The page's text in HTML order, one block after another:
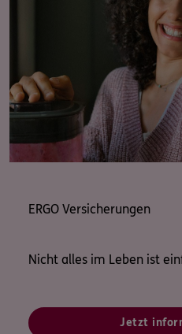
ERGO Versicherungen
Nicht alles im Leben ist
Jetzt